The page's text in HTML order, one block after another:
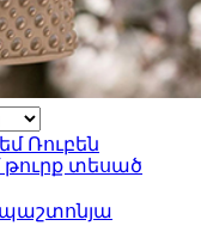
Ռուբեն
թուրք տեսած
պաշտոնյա